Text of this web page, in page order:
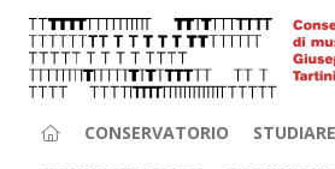
CONSERVATORIO